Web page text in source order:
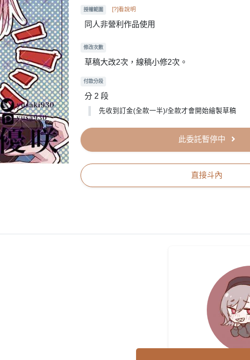
授權範圍 [?]看說明
同人非營利作品使用
修改次數
草稿大改2次，線稿小修2次。
付款分段
分 2 段
先收到訂金(全款一半)/全款才會開始繪製草稿
此委託暫停中
直接斗內